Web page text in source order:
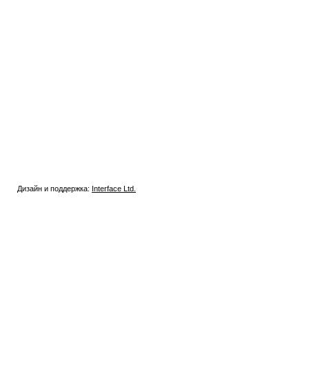
Дизайн и поддержка: Interface Ltd.